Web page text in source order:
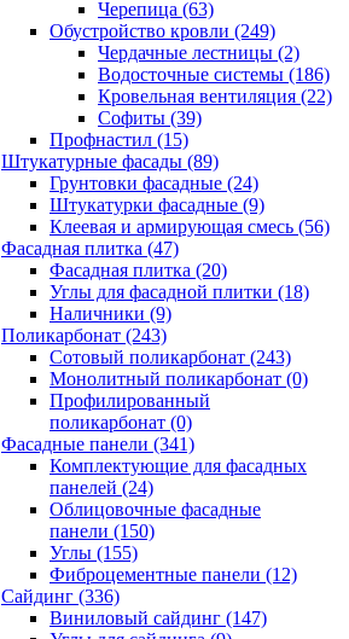
Черепица (63)
Обустройство кровли (249)
Чердачные лестницы (2)
Водосточные системы (186)
Кровельная вентиляция (22)
Cофиты (39)
Профнастил (15)
Штукатурные фасады (89)
Грунтовки фасадные (24)
Штукатурки фасадные (9)
Клеевая и армирующая смесь (56)
Фасадная плитка (47)
Фасадная плитка (20)
Углы для фасадной плитки (18)
Наличники (9)
Поликарбонат (243)
Сотовый поликарбонат (243)
Монолитный поликарбонат (0)
Профилированный
поликарбонат (0)
Фасадные панели (341)
Комплектующие для фасадных
панелей (24)
Облицовочные фасадные
панели (150)
Углы (155)
Фиброцементные панели (12)
Сайдинг (336)
Виниловый сайдинг (147)